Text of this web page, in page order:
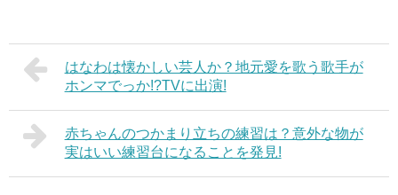
はなわは懐かしい芸人か？地元愛を歌う歌手が
ホンマでっか!?TVに出演!
赤ちゃんのつかまり立ちの練習は？意外な物が
実はいい練習台になることを発見!